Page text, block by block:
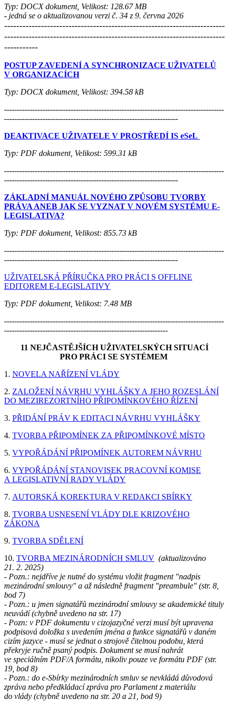
Typ: DOCX dokument, Velikost: 128.67 MB
- jedná se o aktualizovanou verzi č. 34 z 9. června 2026
------------------------------------------------------------------------
------------------------------------------------------------------------
-----------
POSTUP ZAVEDENÍ A SYNCHRONIZACE UŽIVATELŮ
V ORGANIZACÍCH
Typ: DOCX dokument, Velikost: 394.58 kB
--------------------------------------------------------------------------------------
--------------------------------------------------------------------
DEAKTIVACE UŽIVATELE V PROSTŘEDÍ IS eSeL
Typ: PDF dokument, Velikost: 599.31 kB
--------------------------------------------------------------------------------------
--------------------------------------------------------------------
ZÁKLADNÍ MANUÁL NOVÉHO ZPŮSOBU TVORBY
PRÁVA ANEB JAK SE VYZNAT V NOVÉM SYSTÉMU E-
LEGISLATIVA?
Typ: PDF dokument, Velikost: 855.73 kB
--------------------------------------------------------------------------------------
--------------------------------------------------------------------
UŽIVATELSKÁ PŘÍRUČKA PRO PRÁCI S OFFLINE
EDITOREM E-LEGISLATIVY
Typ: PDF dokument, Velikost: 7.48 MB
--------------------------------------------------------------------------------------
----------------------------------------------------------------
11 NEJČASTĚJŠÍCH UŽIVATELSKÝCH SITUACÍ
PRO PRÁCI SE SYSTÉMEM
1. NOVELA NAŘÍZENÍ VLÁDY
2. ZALOŽENÍ NÁVRHU VYHLÁŠKY A JEHO ROZESLÁNÍ
DO MEZIREZORTNÍHO PŘIPOMÍNKOVÉHO ŘÍZENÍ
3. PŘIDÁNÍ PRÁV K EDITACI NÁVRHU VYHLÁŠKY
4. TVORBA PŘIPOMÍNEK ZA PŘIPOMÍNKOVÉ MÍSTO
5. VYPOŘÁDÁNÍ PŘIPOMÍNEK AUTOREM NÁVRHU
6. VYPOŘÁDÁNÍ STANOVISEK PRACOVNÍ KOMISE
A LEGISLATIVNÍ RADY VLÁDY
7. AUTORSKÁ KOREKTURA V REDAKCI SBÍRKY
8. TVORBA USNESENÍ VLÁDY DLE KRIZOVÉHO
ZÁKONA
9. TVORBA SDĚLENÍ
10. TVORBA MEZINÁRODNÍCH SMLUV (aktualizováno
21. 2. 2025)
- Pozn.: nejdříve je nutné do systému vložit fragment "nadpis
mezinárodní smlouvy" a až následně fragment "preambule" (str. 8,
bod 7)
- Pozn.: u jmen signatářů mezinárodní smlouvy se akademické tituly
neuvádí (chybně uvedeno na str. 17)
- Pozn: v PDF dokumentu v cizojazyčné verzi musí být upravena
podpisová doložka s uvedením jména a funkce signatářů v daném
cizím jazyce - musí se jednat o strojově čitelnou podobu, která
překryje ručně psaný podpis. Dokument se musí nahrát
ve speciálním PDF/A formátu, nikoliv pouze ve formátu PDF (str.
19, bod 8)
- Pozn.: do e-Sbírky mezinárodních smluv se nevkládá důvodová
zpráva nebo předkládací zpráva pro Parlament z materiálu
do vlády (chybně uvedeno na str. 20 a 21, bod 9)